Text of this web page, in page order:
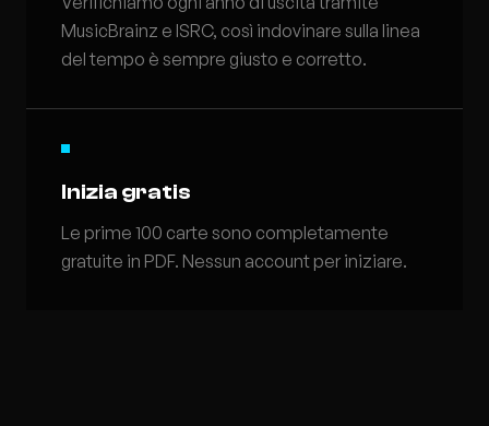
MusicBrainz e ISRC, così indovinare sulla linea
del tempo è sempre giusto e corretto.
Inizia gratis
Le prime 100 carte sono completamente
gratuite in PDF. Nessun account per iniziare.